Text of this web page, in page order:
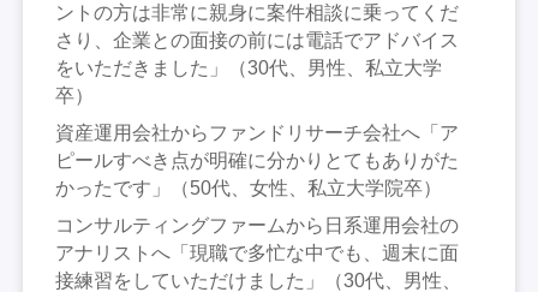
ントの方は非常に親身に案件相談に乗ってくだ
さり、企業との面接の前には電話でアドバイス
をいただきました」（30代、男性、私立大学
卒）
資産運用会社からファンドリサーチ会社へ「ア
ピールすべき点が明確に分かりとてもありがた
かったです」（50代、女性、私立大学院卒）
コンサルティングファームから日系運用会社の
アナリストへ「現職で多忙な中でも、週末に面
接練習をしていただけました」（30代、男性、